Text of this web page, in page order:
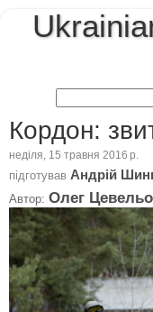
Кордон:
неділя, 15 травня 2016 р.
підготував Андрій
Автор: Олег